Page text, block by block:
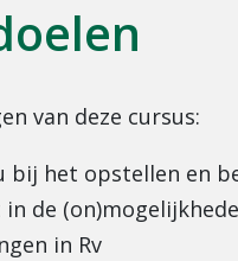
van deze cursus:
bij het opstellen en
in de
in Rv